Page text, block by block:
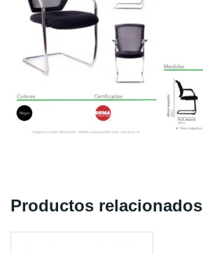
Productos relacionados